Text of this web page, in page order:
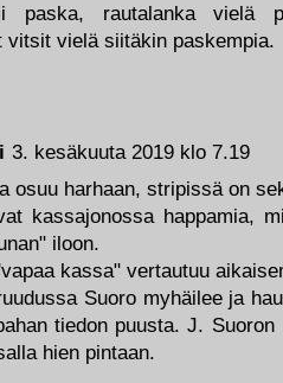
3. kesäkuuta 2019 klo 7.19
osuu harhaan, stripissä on
kassajonossa happamia,
iloon.
kassa" vertautuu
Suoro myhäilee ja
tiedon puusta. J.
hien pintaan.
paska, rautalanka vielä
vitsit vielä siitäkin paskempia.